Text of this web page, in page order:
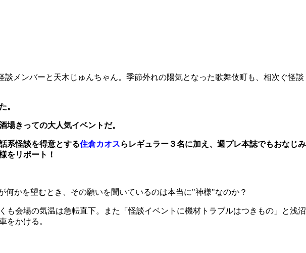
談メンバーと天木じゅんちゃん。季節外れの陽気となった歌舞伎町も、相次ぐ怪談
。
きっての大人気イベントだ。
系怪談を得意とする住倉カオスらレギュラー３名に加え、週プレ本誌でもおなじみ
をリポート！
かを望むとき、その願いを聞いているのは本当に"神様"なのか？
会場の気温は急転直下。また「怪談イベントに機材トラブルはつきもの」と浅沼
をかける。